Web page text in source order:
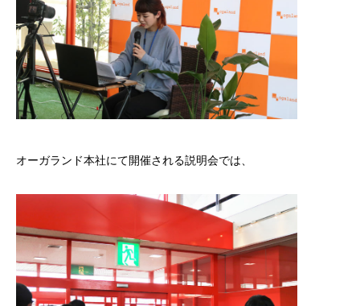
オーガランド本社にて開催される説明会では、